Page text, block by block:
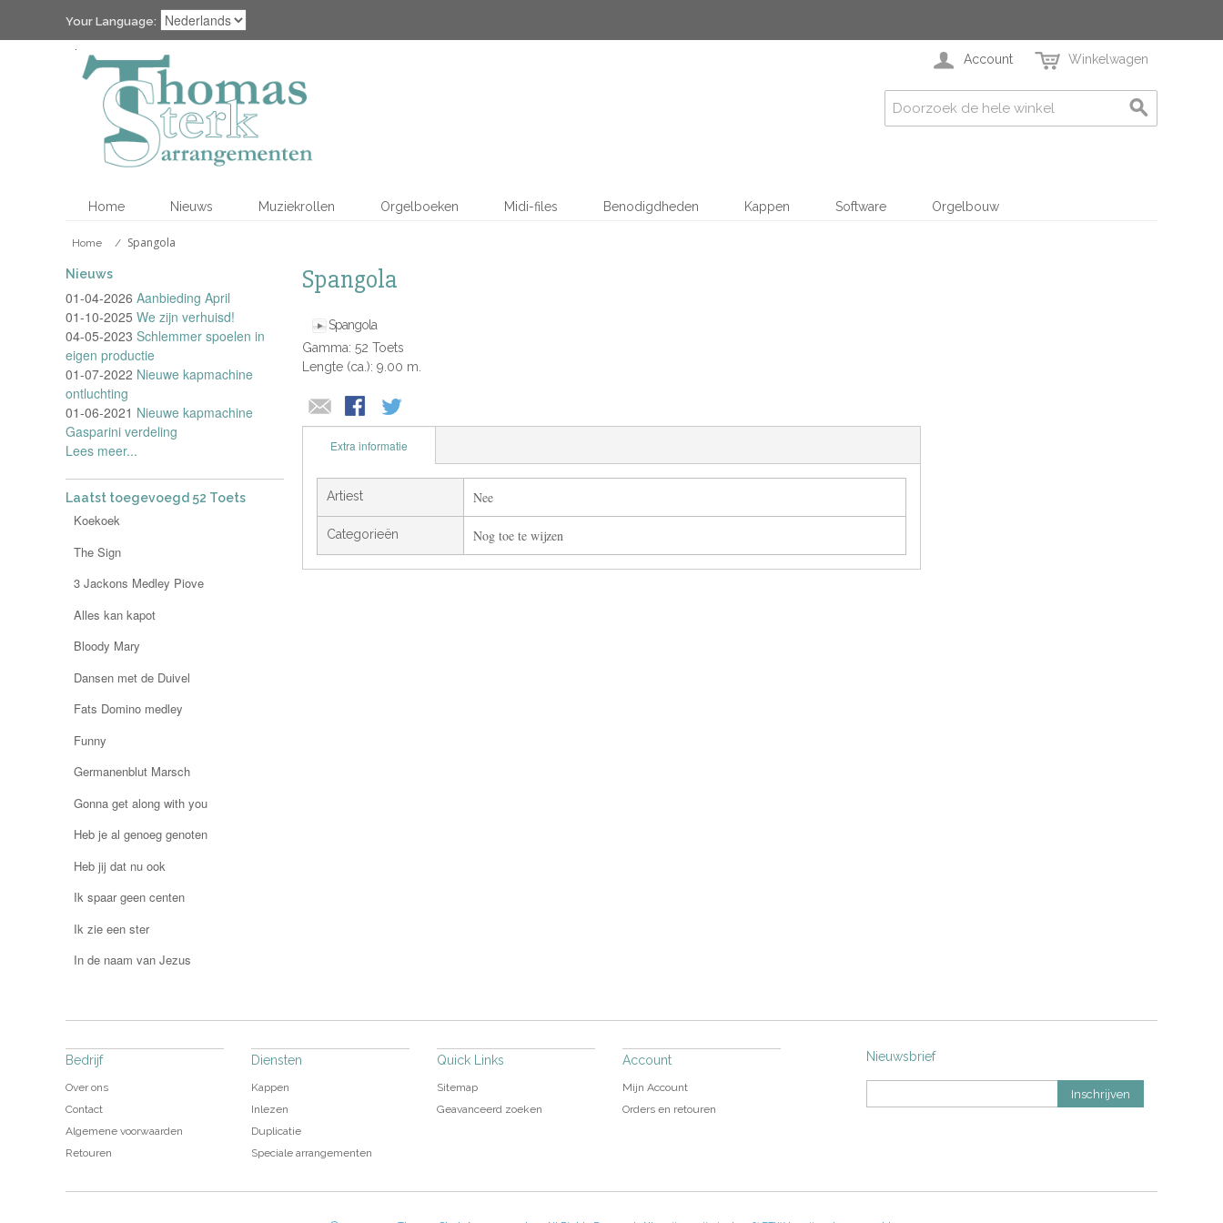
Your Language:
Account Winkelwagen
Home Nieuws Muziekrollen Orgelboeken Midi-files Benodigdheden Kappen Software Orgelbouw
Home / Spangola
Spangola
Spangola
Gamma: 52 Toets
Lengte (ca.): 9.00 m.
Extra informatie
Artiest Nee
Categorieën Nog toe te wijzen
Nieuws
01-04-2026 Aanbieding April
01-10-2025 We zijn verhuisd!
04-05-2023 Schlemmer spoelen in
eigen productie
01-07-2022 Nieuwe kapmachine
ontluchting
01-06-2021 Nieuwe kapmachine
Gasparini verdeling
Lees meer...
Laatst toegevoegd 52 Toets
Koekoek
The Sign
3 Jackons Medley Piove
Alles kan kapot
Bloody Mary
Dansen met de Duivel
Fats Domino medley
Funny
Germanenblut Marsch
Gonna get along with you
Heb je al genoeg genoten
Heb jij dat nu ook
Ik spaar geen centen
Ik zie een ster
In de naam van Jezus
Nieuwsbrief
Inschrijven
Bedrijf
Over ons
Contact
Algemene voorwaarden
Retouren
Diensten
Kappen
Inlezen
Duplicatie
Speciale arrangementen
Quick Links
Sitemap
Geavanceerd zoeken
Account
Mijn Account
Orders en retouren